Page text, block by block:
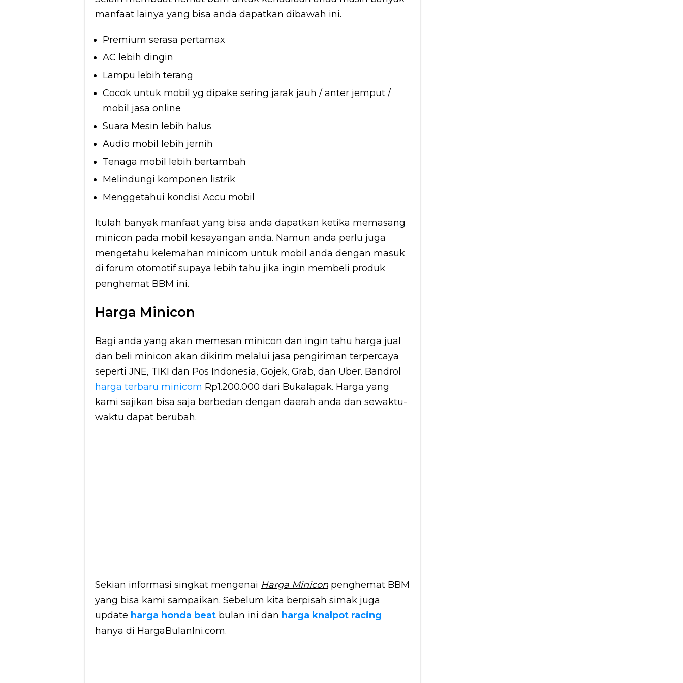
manfaat lainya yang bisa anda dapatkan dibawah ini.
Premium serasa pertamax
AC lebih dingin
Lampu lebih terang
Cocok untuk mobil yg dipake sering jarak jauh / anter jemput /
mobil jasa online
Suara Mesin lebih halus
Audio mobil lebih jernih
Tenaga mobil lebih bertambah
Melindungi komponen listrik
Menggetahui kondisi Accu mobil
Itulah banyak manfaat yang bisa anda dapatkan ketika memasang
minicon pada mobil kesayangan anda. Namun anda perlu juga
mengetahu kelemahan minicom untuk mobil anda dengan masuk
di forum otomotif supaya lebih tahu jika ingin membeli produk
penghemat BBM ini.
Harga Minicon
Bagi anda yang akan memesan minicon dan ingin tahu harga jual
dan beli minicon akan dikirim melalui jasa pengiriman terpercaya
seperti JNE, TIKI dan Pos Indonesia, Gojek, Grab, dan Uber. Bandrol
harga terbaru minicom Rp1.200.000 dari Bukalapak. Harga yang
kami sajikan bisa saja berbedan dengan daerah anda dan sewaktu-
waktu dapat berubah.
Sekian informasi singkat mengenai Harga Minicon penghemat BBM
yang bisa kami sampaikan. Sebelum kita berpisah simak juga
update harga honda beat bulan ini dan harga knalpot racing
hanya di HargaBulanIni.com.